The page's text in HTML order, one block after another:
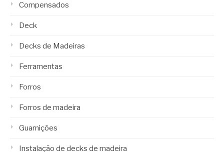
Compensados
Deck
Decks de Madeiras
Ferramentas
Forros
Forros de madeira
Guarnições
Instalação de decks de madeira